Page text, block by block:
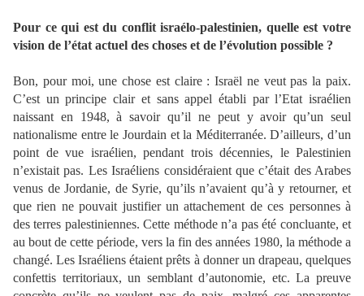
Pour ce qui est du conflit israélo-palestinien, quelle est votre
vision de l’état actuel des choses et de l’évolution possible ?
Bon, pour moi, une chose est claire : Israël ne veut pas la paix.
C’est un principe clair et sans appel établi par l’Etat israélien
naissant en 1948, à savoir qu’il ne peut y avoir qu’un seul
nationalisme entre le Jourdain et la Méditerranée. D’ailleurs, d’un
point de vue israélien, pendant trois décennies, le Palestinien
n’existait pas. Les Israéliens considéraient que c’était des Arabes
venus de Jordanie, de Syrie, qu’ils n’avaient qu’à y retourner, et
que rien ne pouvait justifier un attachement de ces personnes à
des terres palestiniennes. Cette méthode n’a pas été concluante, et
au bout de cette période, vers la fin des années 1980, la méthode a
changé. Les Israéliens étaient prêts à donner un drapeau, quelques
confettis territoriaux, un semblant d’autonomie, etc. La preuve